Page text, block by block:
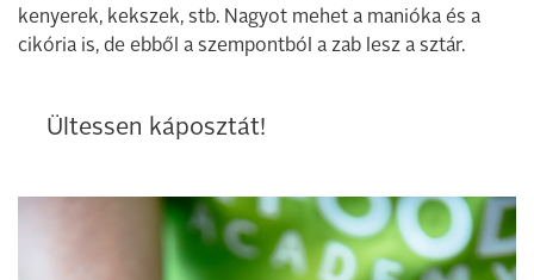
kenyerek, kekszek, stb. Nagyot mehet a manióka és a
cikória is, de ebből a szempontból a zab lesz a sztár.
Ültessen káposztát!